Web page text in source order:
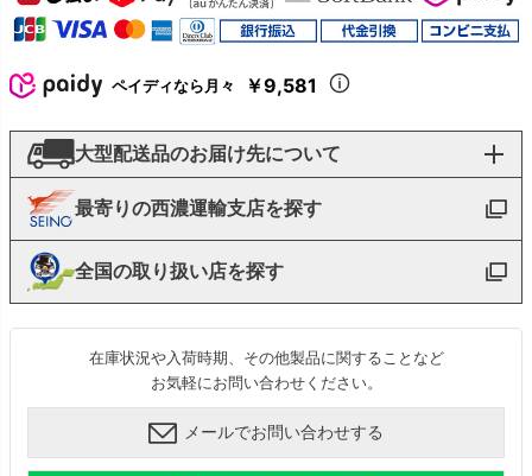
ペイディなら月々 ￥9,581
大型配送品のお届け先について
最寄りの西濃運輸支店を探す
全国の取り扱い店を探す
在庫状況や入荷時期、その他製品に関することなど
お気軽にお問い合わせください。
メールでお問い合わせする